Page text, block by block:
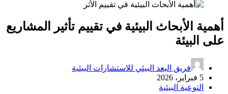
أهمية الأبحاث البيئية في تقييم تأثير المشاريع
على البيئة
فريق البعد البيئي للاستشارات البيئية
5 فبراير، 2026
التوعية البيئية